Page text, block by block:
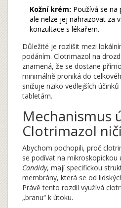
Kožní krém: Používá se na
ale nelze jej nahrazovat za
konzultace s lékařem.
Důležité je rozlišit mezi
podáním. Clotrimazol na
znamená, že se dostane
minimálně proniká do
snižuje riziko vedlejších
tabletám.
Mechanismus
Clotrimazol
Abychom pochopili, proč
se podívat na mikroskopickou
Candidy, mají specifickou
membrány, která se od
Právě tento rozdíl využívá
„branu“ k útoku.